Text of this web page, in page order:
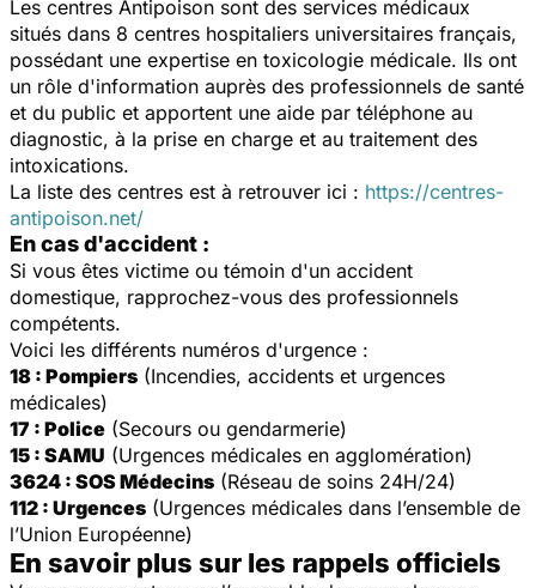
Les centres Antipoison sont des services médicaux
situés dans 8 centres hospitaliers universitaires français,
possédant une expertise en toxicologie médicale. Ils ont
un rôle d'information auprès des professionnels de santé
et du public et apportent une aide par téléphone au
diagnostic, à la prise en charge et au traitement des
intoxications.
La liste des centres est à retrouver ici : https://centres-
antipoison.net/
En cas d'accident :
Si vous êtes victime ou témoin d'un accident
domestique, rapprochez-vous des professionnels
compétents.
Voici les différents numéros d'urgence :
18 : Pompiers (Incendies, accidents et urgences
médicales)
17 : Police (Secours ou gendarmerie)
15 : SAMU (Urgences médicales en agglomération)
3624 : SOS Médecins (Réseau de soins 24H/24)
112 : Urgences (Urgences médicales dans l’ensemble de
l’Union Européenne)
En savoir plus sur les rappels officiels